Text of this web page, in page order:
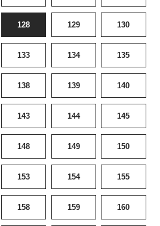
128 129 130
133 134 135
138 139 140
143 144 145
148 149 150
153 154 155
158 159 160